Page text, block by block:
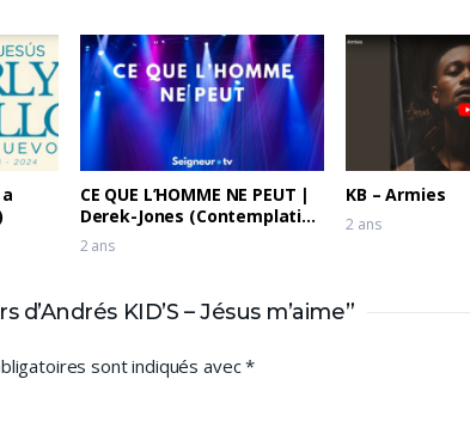
CE QUE L’HOMME NE PEUT |
Derek-Jones (Contemplation
2)
2 ans
KB – Armies
2 ans
KID’S – Jésus m’aime”
sont indiqués avec*